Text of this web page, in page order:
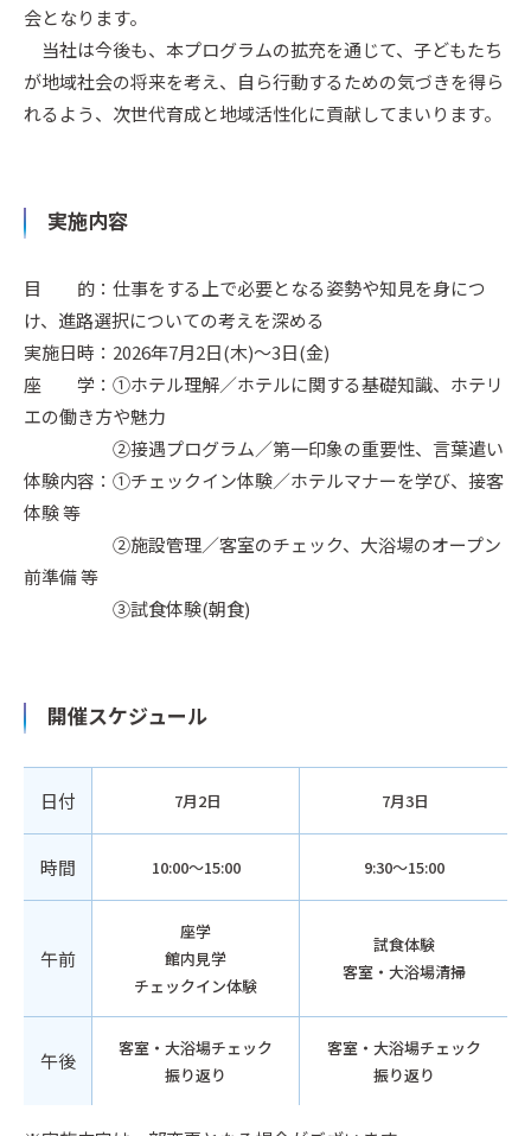
会となります。
当社は今後も、本プログラムの拡充を通じて、子どもたち
が地域社会の将来を考え、自ら行動するための気づきを得ら
れるよう、次世代育成と地域活性化に貢献してまいります。
実施内容
目 的：仕事をする上で必要となる姿勢や知見を身につ
け、進路選択についての考えを深める
実施日時：2026年7月2日(木)～3日(金)
座 学：①ホテル理解／ホテルに関する基礎知識、ホテリ
エの働き方や魅力
②接遇プログラム／第一印象の重要性、言葉遣い
体験内容：①チェックイン体験／ホテルマナーを学び、接客
体験 等
②施設管理／客室のチェック、大浴場のオープン
前準備 等
③試食体験(朝食)
開催スケジュール
日付 7月2日 7月3日
時間 10:00～15:00 9:30～15:00
午前
座学
館内見学
チェックイン体験
試食体験
客室・大浴場清掃
午後
客室・大浴場チェック
振り返り
客室・大浴場チェック
振り返り